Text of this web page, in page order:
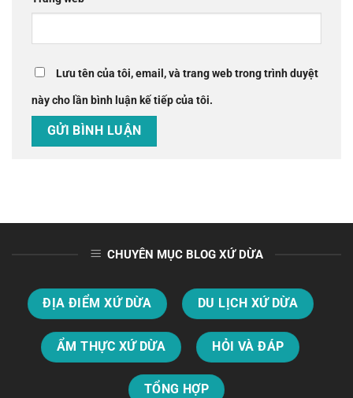
Lưu tên của tôi, email, và trang web trong trình duyệt
này cho lần bình luận kế tiếp của tôi.
CHUYÊN MỤC BLOG XỨ DỪA
ĐỊA ĐIỂM XỨ DỪA DU LỊCH XỨ DỪA
ẨM THỰC XỨ DỪA HỎI VÀ ĐÁP
TỔNG HỢP